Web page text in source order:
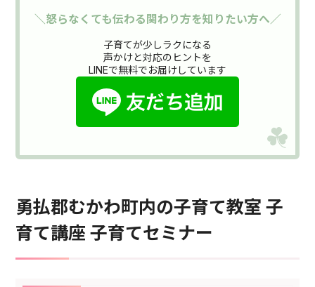
＼怒らなくても伝わる関わり方を知りたい方へ／
子育てが少しラクになる
声かけと対応のヒントを
LINEで無料でお届けしています
勇払郡むかわ町内の子育て教室 子
育て講座 子育てセミナー